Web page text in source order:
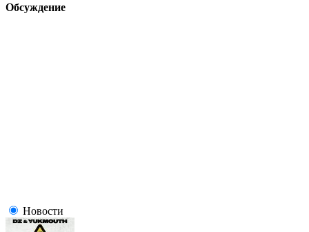
Обсуждение
Новости